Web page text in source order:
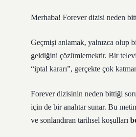
Merhaba! Forever dizisi neden
Geçmişi anlamak, yalnızca olup
geldiğini çözümlemektir. Bir
“iptal kararı”, gerçekte çok
Forever dizisinin neden bittiği
için de bir anahtar sunar. Bu
ve sonlandıran tarihsel koşulları